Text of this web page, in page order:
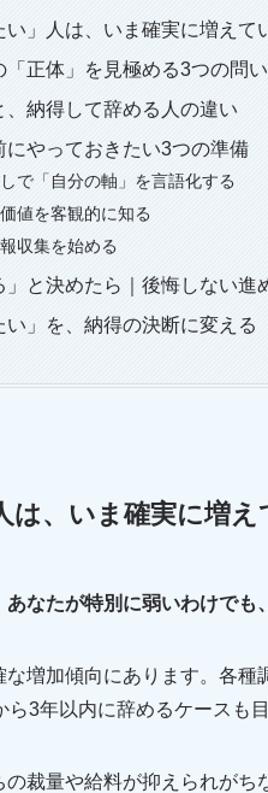
い」人は、いま確実に増えて
「正体」を見極める3つの問い
、納得して辞める人の違い
にやっておきたい3つの準備
で「自分の軸」を言語化する
値を客観的に知る
収集を始める
」と決めたら｜後悔しない進
い」を、納得の決断に変える
は、いま確実に増え
あなたが特別に弱いわけでも
増加傾向にあります。各
3年以内に辞めるケースも
裁量や給料が抑えられが